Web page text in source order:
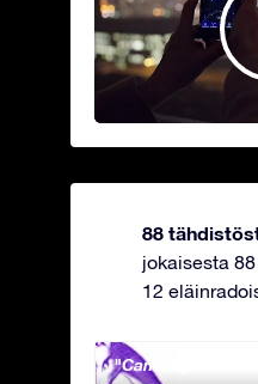
88
jokaisesta
12
Camelopardalis -